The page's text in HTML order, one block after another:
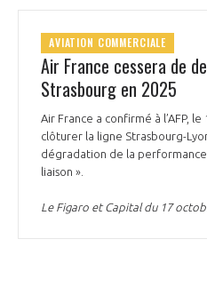
LE MÉDIATEUR DE LA FILIÈRE
MÉDIATION ET CHARTE
CLIENTS ET
LA MÉDIATION AU-DELÀ DE LA
CHIFFRES CLÉS
LES ENJEUX
COMPÉTITIVITÉ
LES PUBLICATIONS
AVIATION COMMERCIALE
Air France cessera de
Strasbourg en 2025
Air France a confirmé à l’AFP,
clôturer la ligne Strasbourg-
dégradation de la
liaison ».
Le Figaro et Capital du 17
DEMANDE